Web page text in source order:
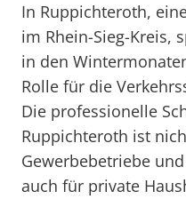
In Ruppichteroth,
im Rhein-Sieg-Kreis,
in den
Rolle für die
Die professionelle
Ruppichteroth ist
Gewerbebetriebe
auch für private